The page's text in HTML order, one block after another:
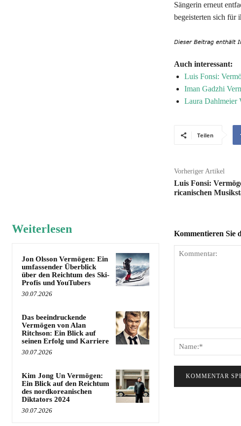
Sängerin erneut
begeisterten sich für
Auch interessant:
Luis Fonsi:
Iman Gadzhi
Laura Dahlmeier
Teilen
Vorheriger Artikel
Luis Fonsi:
ricanischen
Weiterlesen
Jon Olsson Vermögen: Ein
umfassender Überblick
über den Reichtum des Ski-
Profis und YouTubers
30.07.2026
Das beeindruckende
Vermögen von Alan
Ritchson: Ein Blick auf
seinen Erfolg und Karriere
30.07.2026
Kim Jong Un Vermögen:
Ein Blick auf den Reichtum
des nordkoreanischen
Diktators 2024
30.07.2026
Kommentieren Sie